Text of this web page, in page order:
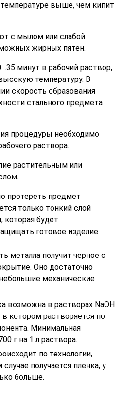
температуре выше, чем кипит
с мылом или слабой
жирных пятен.
минут в рабочий раствор,
температуру. В
скорость образования
стального предмета
процедуры необходимо
раствора.
растительным или
протереть предмет
только тонкий слой
которая будет
готовое изделие.
металла получит черное с
Оно достаточно
механические
возможна в растворах NaOH
котором растворяется по
Минимальная
г на 1 л раствора.
по технологии,
получается пленка, у
больше.